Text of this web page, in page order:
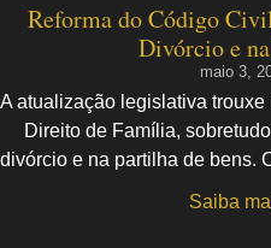
Reforma do Código
Divórcio e
maio 3,
A atualização legislativa
Direito de Família,
divórcio e na partilha de bens.
Saiba